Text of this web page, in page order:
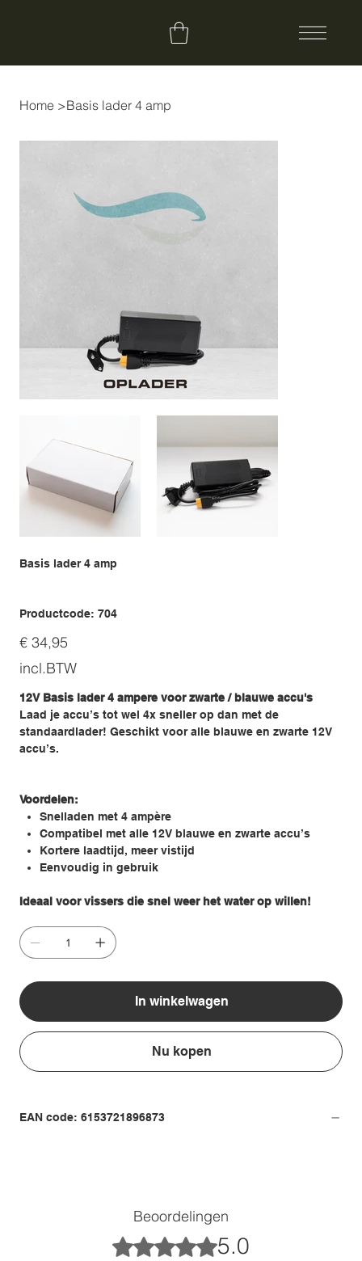
Home >Basis lader 4 amp
Basis lader 4 amp
Productcode: Productcode
704
704
Prijs
€ 34,95
incl.BTW
12V Basis lader 4 ampere voor zwarte / blauwe accu's
Laad je accu’s tot wel 4x sneller op dan met de
standaardlader! Geschikt voor alle blauwe en zwarte 12V
accu’s.
Voordelen:
Snelladen met 4 ampère
Compatibel met alle 12V blauwe en zwarte accu’s
Kortere laadtijd, meer vistijd
Eenvoudig in gebruik
Ideaal voor vissers die snel weer het water op willen!
In winkelwagen
Nu kopen
EAN code: 6153721896873
Beoordelingen
Beoordeeld met 5 uit 5 sterren.5.0